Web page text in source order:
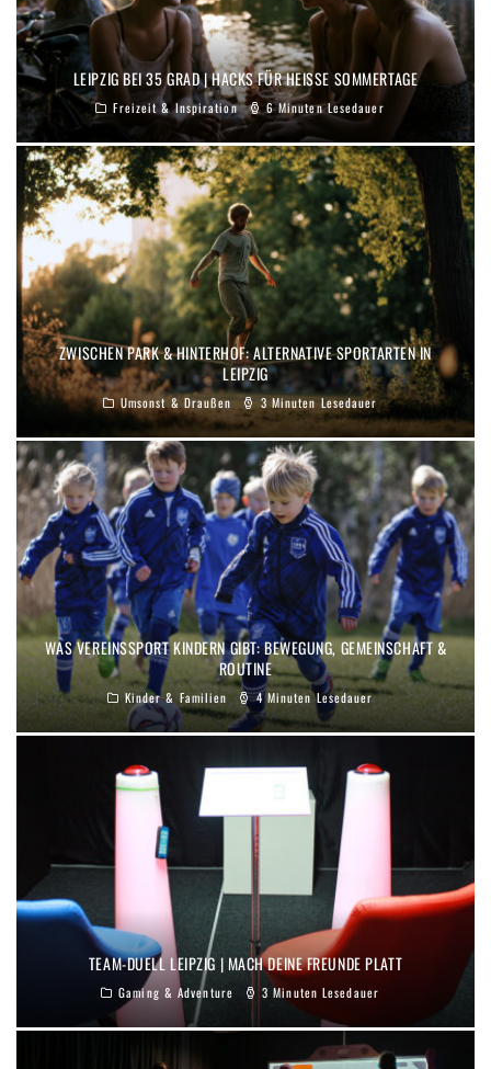
LEIPZIG BEI 35 GRAD | HACKS FÜR HEISSE SOMMERTAGE
Freizeit & Inspiration 6 Minuten Lesedauer
ZWISCHEN PARK & HINTERHOF: ALTERNATIVE SPORTARTEN IN
LEIPZIG
Umsonst & Draußen 3 Minuten Lesedauer
WAS VEREINSSPORT KINDERN GIBT: BEWEGUNG, GEMEINSCHAFT &
ROUTINE
Kinder & Familien 4 Minuten Lesedauer
TEAM-DUELL LEIPZIG | MACH DEINE FREUNDE PLATT
Gaming & Adventure 3 Minuten Lesedauer